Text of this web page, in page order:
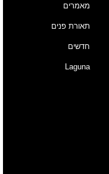
מאמרים
תאורת פנים
חדשים
Laguna